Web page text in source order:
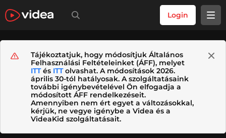
Login
Tájékoztatjuk, hogy módosítjuk Általános
Felhasználási Feltételeinket (ÁFF), melyet
ITTés ITTolvashat. A módosítások 2026.
április 30-tól hatályosak. A szolgáltatásaink
további igénybevételével Ön elfogadja a
módosított ÁFF rendelkezéseit.
Amennyiben nem ért egyet a változásokkal,
kérjük, ne vegye igénybe a Videa és a
VideaKid szolgáltatásait.